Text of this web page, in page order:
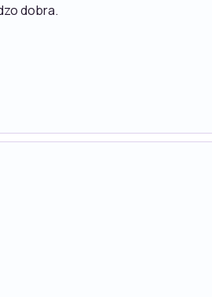
dobra.